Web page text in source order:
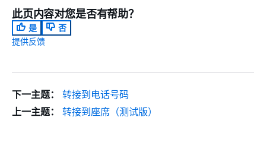
此页内容对您是否有帮助？
是
否
提供反馈
下一主题：
转接到电话号码
上一主题：
转接到座席（测试版）